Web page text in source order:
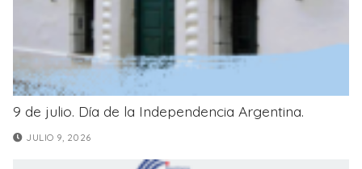
9 de julio. Día de la Independencia Argentina.
JULIO 9, 2026